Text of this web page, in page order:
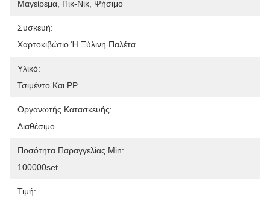
Μαγείρεμα, Πικ-Νίκ, Ψήσιμο
Συσκευή:
Χαρτοκιβώτιο Ή Ξύλινη Παλέτα
Υλικό:
Τσιμέντο Και PP
Οργανωτής Κατασκευής:
Διαθέσιμο
Ποσότητα Παραγγελίας Min:
100000set
Τιμή: